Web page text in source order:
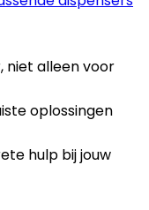
niet alleen voor
oplossingen
hulp bij jouw